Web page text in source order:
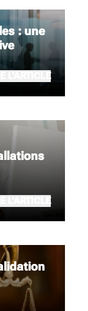
: une